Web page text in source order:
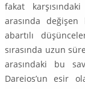
fakat
arasında
abartılı
sırasında uzun
arasındaki bu
Dareios’un esir